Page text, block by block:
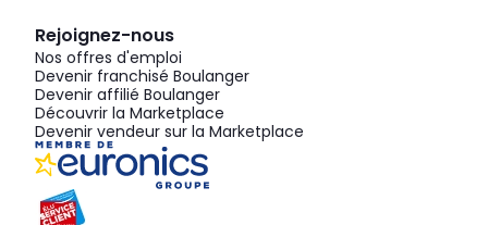
Rejoignez-nous
Nos offres d'emploi
Devenir franchisé Boulanger
Devenir affilié Boulanger
Découvrir la Marketplace
Devenir vendeur sur la Marketplace